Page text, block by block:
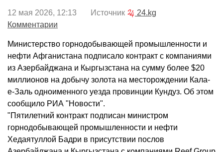
12 мая 2026, 12:13 Источник
24.kg
Комментарии
Министерство горнодобывающей промышленности и
нефти Афганистана подписало контракт с компаниями
из Азербайджана и Кыргызстана на сумму более $20
миллионов на добычу золота на месторождении Кала-
е-Заль одноименного уезда провинции Кундуз. Об этом
сообщило РИА "Новости".
"Пятилетний контракт подписан министром
горнодобывающей промышленности и нефти
Хедаятуллой Бадри в присутствии послов